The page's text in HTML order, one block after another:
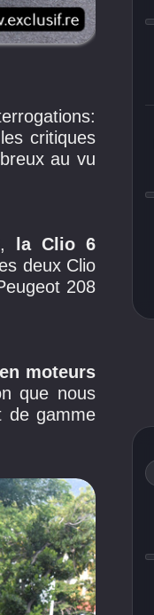
critiques
au vu
la Clio 6
deux Clio
208
en moteurs
que nous
de gamme